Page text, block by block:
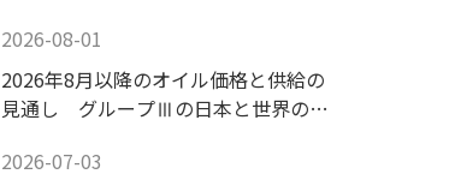
2026-08-01
2026年8月以降のオイル価格と供給の
見通し グループⅢの日本と世界の供
2026-07-03